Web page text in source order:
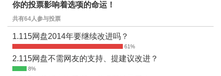
你的投票影响着选项的命运！
共有64人参与投票
1.115网盘2014年要继续改进吗？
2.115网盘不需网友的支持、提建议改进？